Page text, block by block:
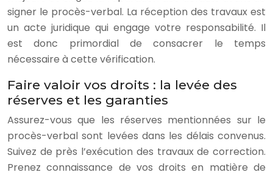
signer le procès-verbal. La réception des travaux est
un acte juridique qui engage votre responsabilité. Il
est donc primordial de consacrer le temps
nécessaire à cette vérification.
Faire valoir vos droits : la levée des
réserves et les garanties
Assurez-vous que les réserves mentionnées sur le
procès-verbal sont levées dans les délais convenus.
Suivez de près l’exécution des travaux de correction.
Prenez connaissance de vos droits en matière de